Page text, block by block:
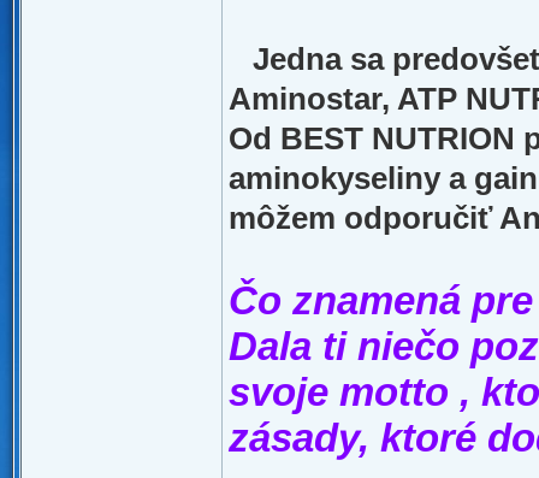
Jedna sa
Aminostar, ATP
Od BEST NUTRION
aminokyseliny a
môžem odporučiť
Čo znamená
Dala ti niečo
svoje motto ,
zásady, ktoré